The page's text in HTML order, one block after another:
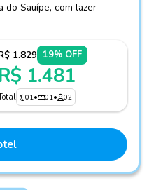
do Sauípe, com lazer
1.829 19% OFF
R$ 1.481
01• 01• 02